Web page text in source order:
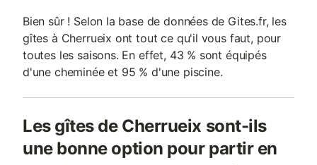
Bien sûr ! Selon la base de données de Gites.fr, les
gîtes à Cherrueix ont tout ce qu'il vous faut, pour
toutes les saisons. En effet, 43 % sont équipés
d'une cheminée et 95 % d'une piscine.
Les gîtes de Cherrueix sont-ils
une bonne option pour partir en